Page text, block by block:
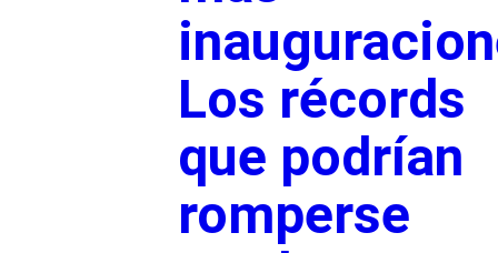
Los récords
que podrían
romperse